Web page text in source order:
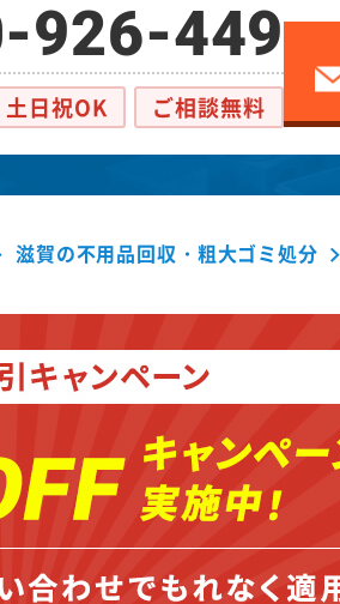
926-449
土日祝OK ご相談無料
滋賀の不用品回収・粗大ゴミ処分